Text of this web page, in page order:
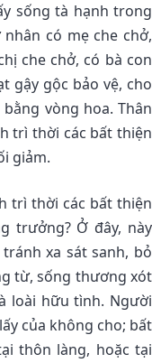
sống tà hạnh trong
có mẹ che chở,
che chở, có bà con
gậy gộc bảo vệ, cho
vòng hoa. Thân
trì thời các bất thiện
giảm.
trì thời các bất thiện
trưởng? Ở đây, này
xa sát sanh, bỏ
từ, sống thương xót
loài hữu tình. Người
của không cho; bất
thôn làng, hoặc tại